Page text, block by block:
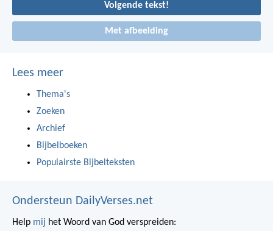
Volgende tekst!
Met afbeelding
Lees meer
Thema's
Zoeken
Archief
Bijbelboeken
Populairste Bijbelteksten
Ondersteun DailyVerses.net
Help mij het Woord van God verspreiden: